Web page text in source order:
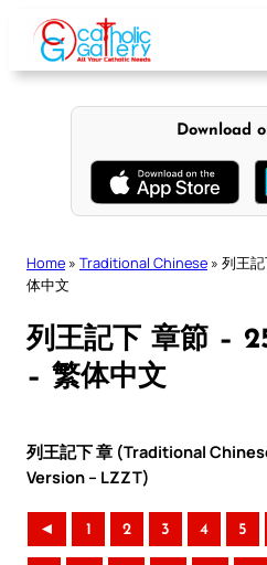
content
Download
Home » Traditional Chinese » 列王
体中文
列王記下 章節 –
– 繁体中文
列王記下 章 (Traditional
Version – LZZT)
◄ 1 2 3 4 5